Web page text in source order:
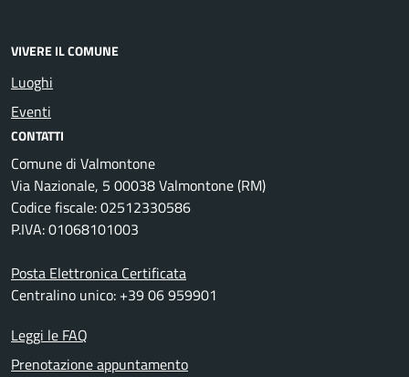
VIVERE IL COMUNE
Luoghi
Eventi
CONTATTI
Comune di Valmontone
Via Nazionale, 5 00038 Valmontone (RM)
Codice fiscale: 02512330586
P.IVA: 01068101003
Posta Elettronica Certificata
Centralino unico: +39 06 959901
Leggi le FAQ
Prenotazione appuntamento